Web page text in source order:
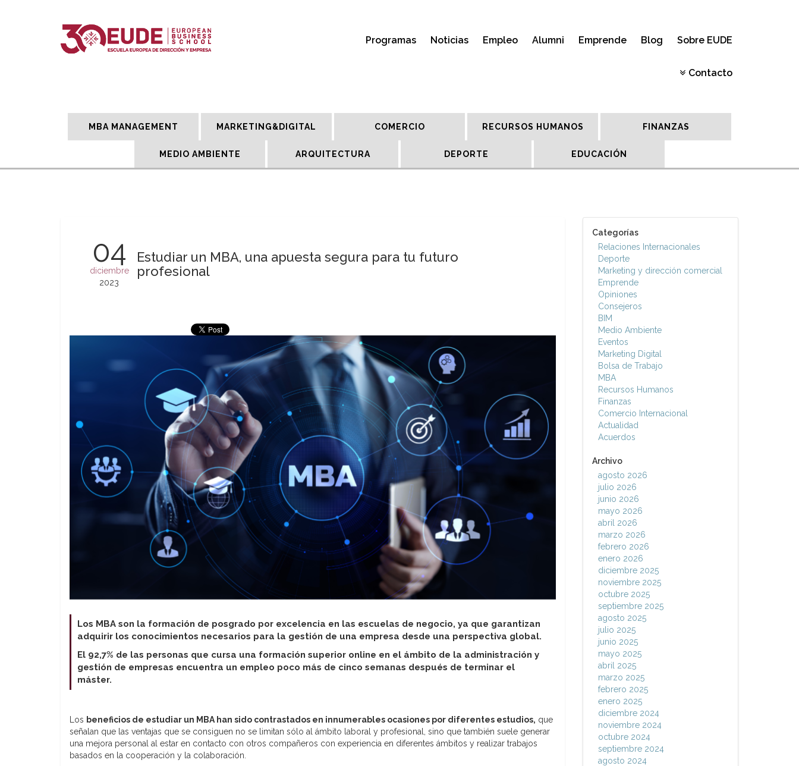
Programas Noticias Empleo Alumni Emprende Blog Sobre EUDE
Contacto
MBA MANAGEMENT MARKETING&DIGITAL COMERCIO RECURSOS HUMANOS FINANZAS
MEDIO AMBIENTE ARQUITECTURA DEPORTE EDUCACIÓN
04
diciembre
2023
Estudiar un MBA, una apuesta segura para tu futuro
profesional
Los MBA son la formación de posgrado por excelencia en las escuelas de negocio, ya que garantizan
adquirir los conocimientos necesarios para la gestión de una empresa desde una perspectiva global.
El 92,7% de las personas que cursa una formación superior online en el ámbito de la administración y
gestión de empresas encuentra un empleo poco más de cinco semanas después de terminar el
máster.
Los beneficios de estudiar un MBA han sido contrastados en innumerables ocasiones por diferentes estudios, que
señalan que las ventajas que se consiguen no se limitan sólo al ámbito laboral y profesional, sino que también suele generar
una mejora personal al estar en contacto con otros compañeros con experiencia en diferentes ámbitos y realizar trabajos
basados en la cooperación y la colaboración.
Categorías
Relaciones Internacionales
Deporte
Marketing y dirección comercial
Emprende
Opiniones
Consejeros
BIM
Medio Ambiente
Eventos
Marketing Digital
Bolsa de Trabajo
MBA
Recursos Humanos
Finanzas
Comercio Internacional
Actualidad
Acuerdos
Archivo
agosto 2026
julio 2026
junio 2026
mayo 2026
abril 2026
marzo 2026
febrero 2026
enero 2026
diciembre 2025
noviembre 2025
octubre 2025
septiembre 2025
agosto 2025
julio 2025
junio 2025
mayo 2025
abril 2025
marzo 2025
febrero 2025
enero 2025
diciembre 2024
noviembre 2024
octubre 2024
septiembre 2024
agosto 2024